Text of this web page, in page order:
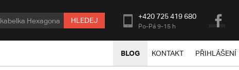
HLEDEJ +420 725 419 680
Po-Pá 9-15 h
BLOG KONTAKT PŘIHLÁŠENÍ